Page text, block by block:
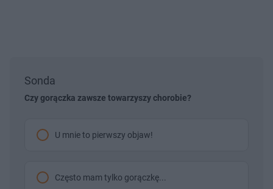
Sonda
Czy gorączka zawsze towarzyszy chorobie?
U mnie to pierwszy objaw!
Często mam tylko gorączkę...